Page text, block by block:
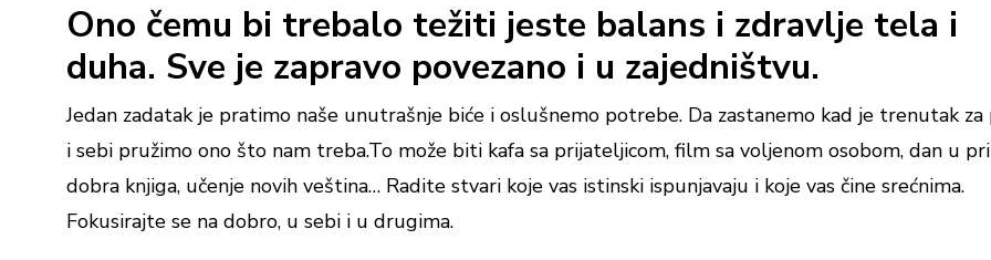
Ono čemu bi trebalo težiti jeste balans i zdravlje tela i
duha. Sve je zapravo povezano i u zajedništvu.
Jedan zadatak je pratimo naše unutrašnje biće i oslušnemo potrebe. Da zastanemo kad je trenutak za
i sebi pružimo ono što nam treba.To može biti kafa sa prijateljicom, film sa voljenom osobom, dan u
dobra knjiga, učenje novih veština… Radite stvari koje vas istinski ispunjavaju i koje vas čine srećnima.
Fokusirajte se na dobro, u sebi i u drugima.